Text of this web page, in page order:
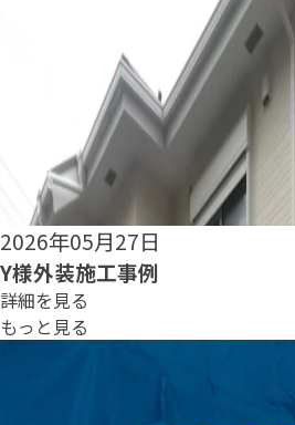
2026年05月25日
S様外装施工事例
詳細を見る
もっと見る